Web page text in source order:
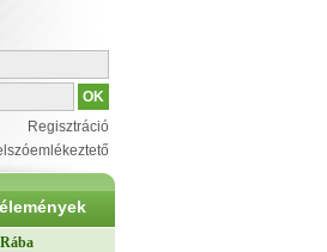
Regisztráció